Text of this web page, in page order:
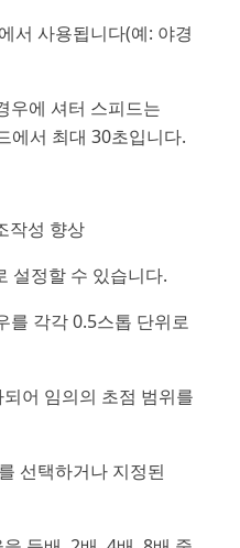
서 사용됩니다(예: 야경
우에 셔터 스피드는
에서 최대 30초입니다.
작성 향상
설정할 수 있습니다.
를 각각 0.5스톱 단위로
어 임의의 초점 범위를
선택하거나 지정된